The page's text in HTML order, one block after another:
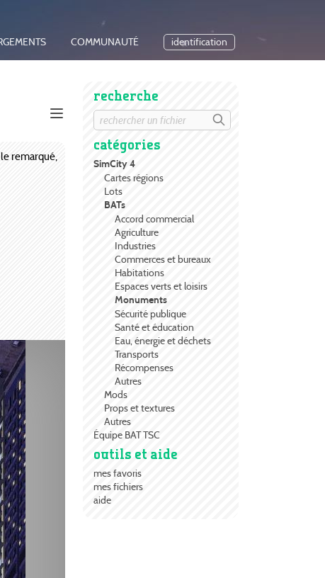
COMMUNAUTÉ identification
recherche
catégories
SimCity 4
Cartes régions
Lots
BATs
Accord commercial
Agriculture
Industries
Commerces et bureaux
Habitations
Espaces verts et loisirs
Monuments
Sécurité publique
Santé et éducation
Eau, énergie et déchets
Transports
Récompenses
Autres
Mods
Props et textures
Autres
Équipe BAT TSC
outils et aide
mes favoris
mes fichiers
aide
remarqué,